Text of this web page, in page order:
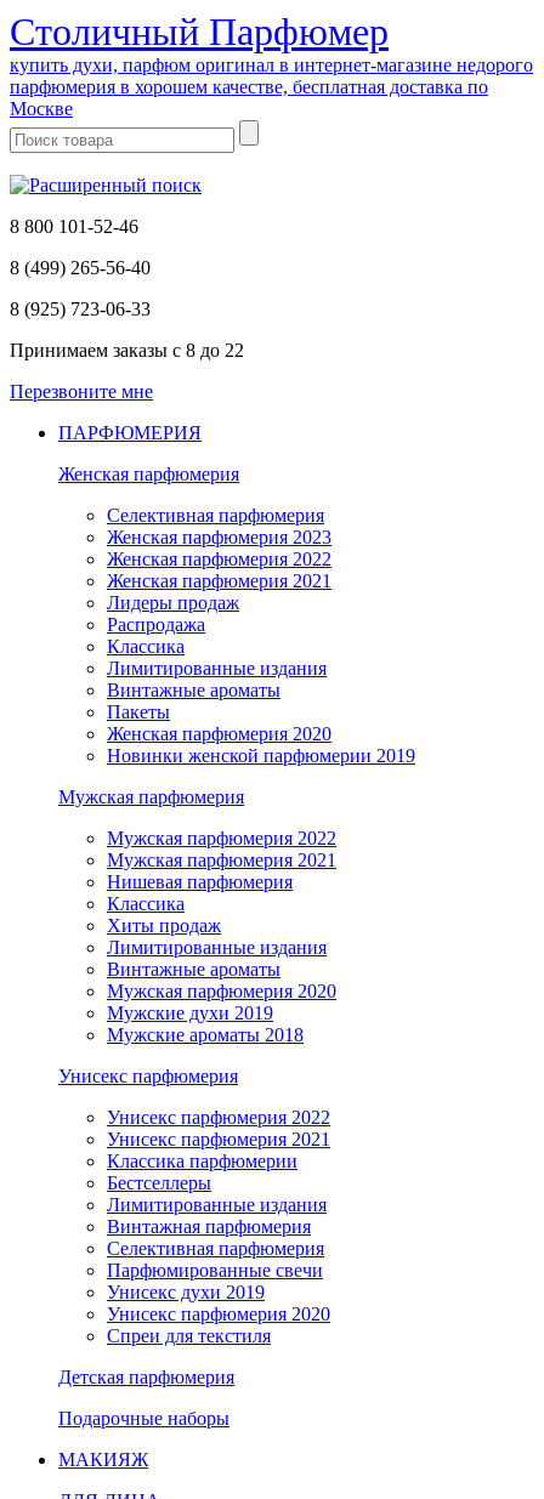
Cтоличный Парфюмер
купить духи, парфюм оригинал в интернет-магазине недорого
парфюмерия в хорошем качестве, бесплатная доставка по
Москве
8 800 101-52-46
8 (499) 265-56-40
8 (925) 723-06-33
Принимаем заказы с 8 до 22
Перезвоните мне
ПАРФЮМЕРИЯ
Женская парфюмерия
Селективная парфюмерия
Женская парфюмерия 2023
Женская парфюмерия 2022
Женская парфюмерия 2021
Лидеры продаж
Распродажа
Классика
Лимитированные издания
Винтажные ароматы
Пакеты
Женская парфюмерия 2020
Новинки женской парфюмерии 2019
Мужская парфюмерия
Мужская парфюмерия 2022
Мужская парфюмерия 2021
Нишевая парфюмерия
Классика
Хиты продаж
Лимитированные издания
Винтажные ароматы
Мужская парфюмерия 2020
Мужские духи 2019
Мужские ароматы 2018
Унисекс парфюмерия
Унисекс парфюмерия 2022
Унисекс парфюмерия 2021
Классика парфюмерии
Бестселлеры
Лимитированные издания
Винтажная парфюмерия
Селективная парфюмерия
Парфюмированные свечи
Унисекс духи 2019
Унисекс парфюмерия 2020
Спреи для текстиля
Детская парфюмерия
Подарочные наборы
МАКИЯЖ